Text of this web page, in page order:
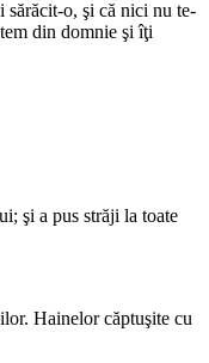
sărăcit-o, şi că nici nu te-
din domnie şi îţi
şi a pus străji la toate
Hainelor căptuşite cu